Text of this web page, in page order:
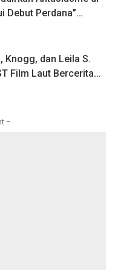
Debut Perdana”
Knogg, dan Leila S.
Film Laut Bercerita
Mati
–